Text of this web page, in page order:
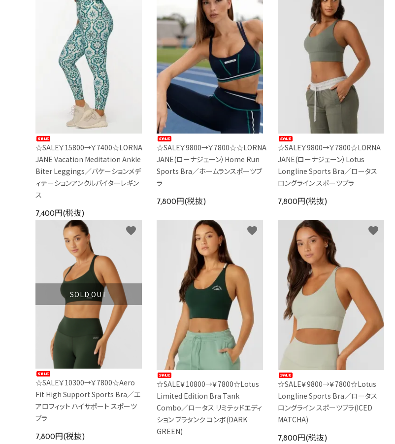
☆SALE￥15800→￥7400☆LORNA
JANE Vacation Meditation Ankle
Biter Leggings／バケーションメデ
ィテーションアンクルバイターレギン
ス
7,400円(税抜)
☆SALE￥9800→￥7800☆☆LORNA
JANE(ローナジェーン）Home Run
Sports Bra／ホームランスポーツブ
ラ
7,800円(税抜)
☆SALE￥9800→￥7800☆LORNA
JANE(ローナジェーン）Lotus
Longline Sports Bra／ロータス
ロングライン スポーツブラ
7,800円(税抜)
SOLD OUT
☆SALE￥10300→￥7800☆Aero
Fit High Support Sports Bra／エ
アロフィット ハイサポート スポーツ
ブラ
7,800円(税抜)
favorite
☆SALE￥10800→￥7800☆Lotus
Limited Edition Bra Tank
Combo／ロータス リミテッドエディ
ション ブラタンク コンボ(DARK
GREEN)
favorite
☆SALE￥9800→￥7800☆Lotus
Longline Sports Bra／ロータス
ロングライン スポーツブラ(ICED
MATCHA)
7,800円(税抜)
favorite